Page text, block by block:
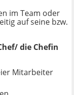
im Team oder
auf seine bzw.
die Chefin
Mitarbeiter